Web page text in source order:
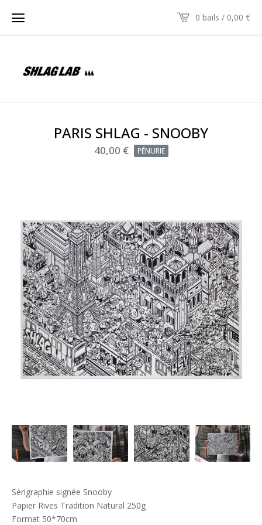
0 bails / 0,00 €
PARIS SHLAG - SNOOBY
40,00 € PÉNURIE
Sérigraphie signée Snooby
Papier Rives Tradition Natural 250g
Format 50*70cm